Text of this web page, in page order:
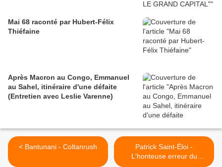
Mai 68 raconté par Hubert-Félix
Thiéfaine
Après Macron au Congo, Emmanuel
au Sahel, itinéraire d'une défaite
(Entretien avec Leslie Varenne)
< Bantunani - Coltanrush
Patrick Saint-Éloi -
L'honteuse erreur du